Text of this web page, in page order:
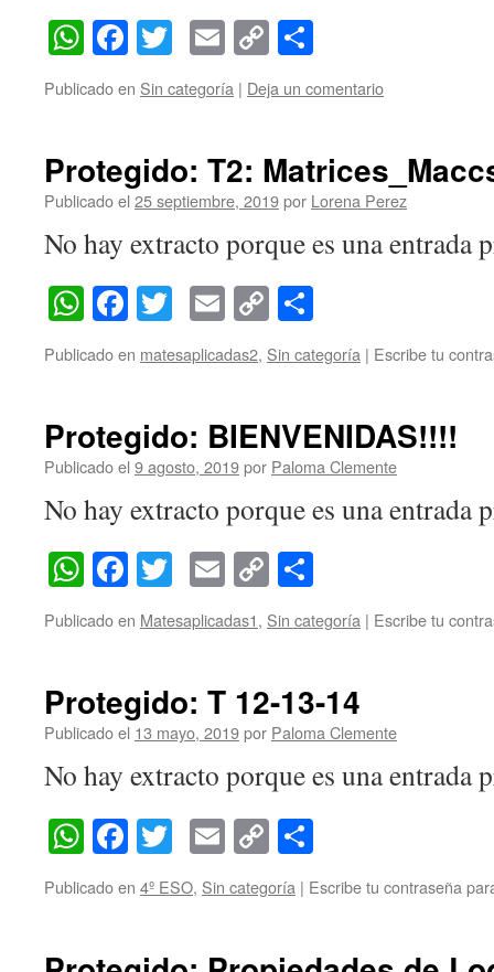
WhatsApp
Facebook
TwitterEmail
Copy
Link
Publicado en Sin categoría | Deja un comentario
Protegido: T2:
Publicado el 25 septiembre, 2019por Lorena Perez
No hay extracto porque es una entrada
WhatsApp
Facebook
TwitterEmail
Copy
Link
Publicado en matesaplicadas2, Sin categoría | Escribe tu
Protegido: BIENVENIDAS!!!!
Publicado el 9 agosto, 2019por Paloma Clemente
No hay extracto porque es una entrada
WhatsApp
Facebook
TwitterEmail
Copy
Link
Publicado en Matesaplicadas1, Sin categoría | Escribe tu
Protegido: T 12-13-14
Publicado el 13 mayo, 2019por Paloma Clemente
No hay extracto porque es una entrada
WhatsApp
Facebook
TwitterEmail
Copy
Link
Publicado en 4º ESO, Sin categoría | Escribe tu contraseña